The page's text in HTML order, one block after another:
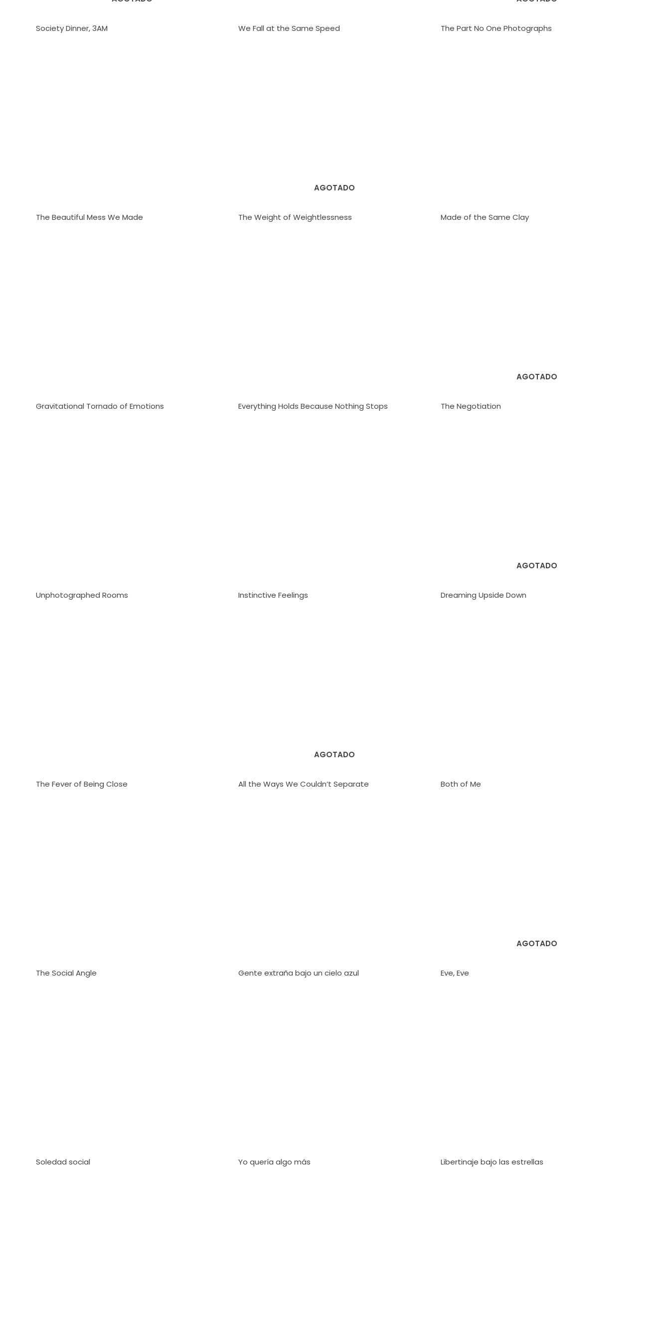
Society Dinner, 3AM We Fall at the Same Speed The Part No One Photographs
The Beautiful Mess We Made
AGOTADO
The Weight of Weightlessness Made of the Same Clay
Gravitational Tornado of Emotions Everything Holds Because Nothing Stops
AGOTADO
The Negotiation
Unphotographed Rooms Instinctive Feelings
AGOTADO
Dreaming Upside Down
The Fever of Being Close
AGOTADO
All the Ways We Couldn’t Separate Both of Me
The Social Angle Gente extraña bajo un cielo azul
AGOTADO
Eve, Eve
Soledad social Yo quería algo más Libertinaje bajo las estrellas